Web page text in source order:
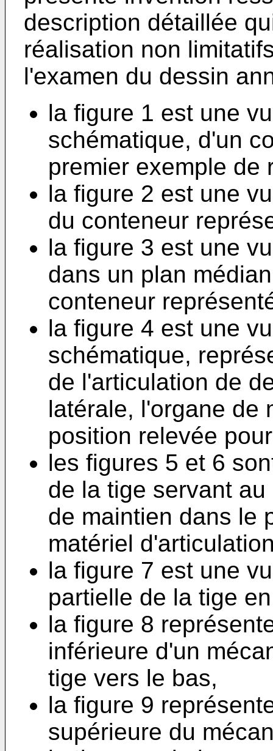
description détaillée
réalisation non
l'examen du dessin
la figure 1 est une
schématique, d'un
premier exemple de
la figure 2 est une
du conteneur
la figure 3 est une
dans un plan
conteneur
la figure 4 est une
schématique,
de l'articulation de
latérale, l'organe de
position relevée
les figures 5 et 6
de la tige servant
de maintien dans le
matériel
la figure 7 est une
partielle de la tige
la figure 8
inférieure d'un
tige vers le bas,
la figure 9
supérieure du